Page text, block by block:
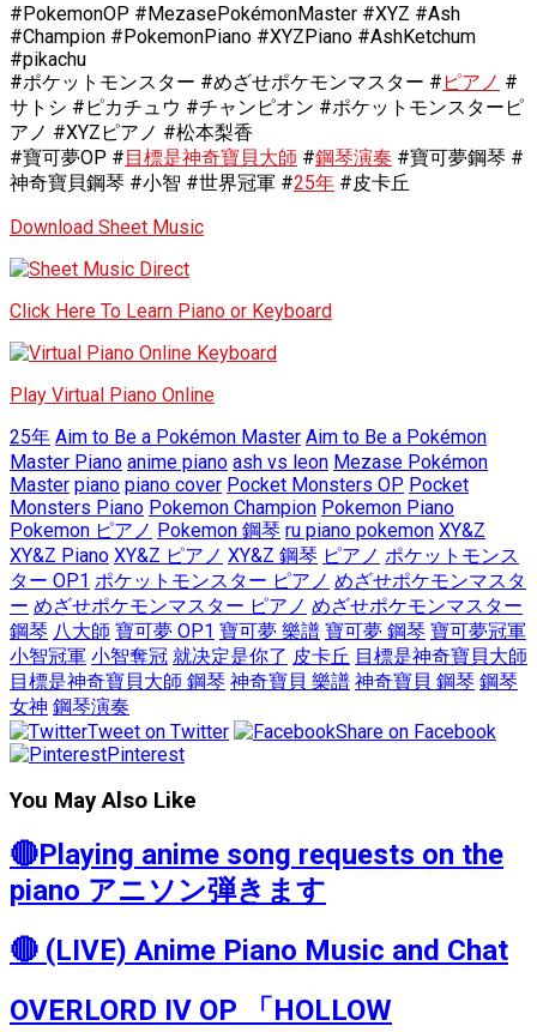
#PokemonOP #MezasePokémonMaster #XYZ #Ash
#Champion #PokemonPiano #XYZPiano #AshKetchum
#pikachu
#ポケットモンスター #めざせポケモンマスター # ピアノ #
サトシ #ピカチュウ #チャンピオン #ポケットモンスターピ
アノ #XYZピアノ #松本梨香
#寶可夢OP #目標是神奇寶貝大師 #鋼琴演奏 #寶可夢鋼琴 #
神奇寶貝鋼琴 #小智 #世界冠軍 #25年 #皮卡丘
Download Sheet Music
Click Here To Learn Piano or Keyboard
Play Virtual Piano Online
25年 Aim to Be a Pokémon Master Aim to Be a Pokémon
Master Piano anime piano ash vs leon Mezase Pokémon
Master piano piano cover Pocket Monsters OP Pocket
Monsters Piano Pokemon Champion Pokemon Piano
Pokemon ピアノ Pokemon 鋼琴 ru piano pokemon XY&Z
XY&Z Piano XY&Z ピアノ XY&Z 鋼琴 ピアノ ポケットモンス
ター OP1 ポケットモンスター ピアノ めざせポケモンマスタ
ー めざせポケモンマスター ピアノ めざせポケモンマスター
鋼琴 八大師 寶可夢 OP1 寶可夢 樂譜 寶可夢 鋼琴 寶可夢冠軍
小智冠軍 小智奪冠 就决定是你了 皮卡丘 目標是神奇寶貝大師
目標是神奇寶貝大師 鋼琴 神奇寶貝 樂譜 神奇寶貝 鋼琴 鋼琴
女神 鋼琴演奏
Tweet on Twitter
Share on Facebook
Pinterest
You May Also Like
🔴Playing anime song requests on the
piano アニソン弾きます
🔴 (LIVE) Anime Piano Music and Chat
OVERLORD IV OP 「HOLLOW